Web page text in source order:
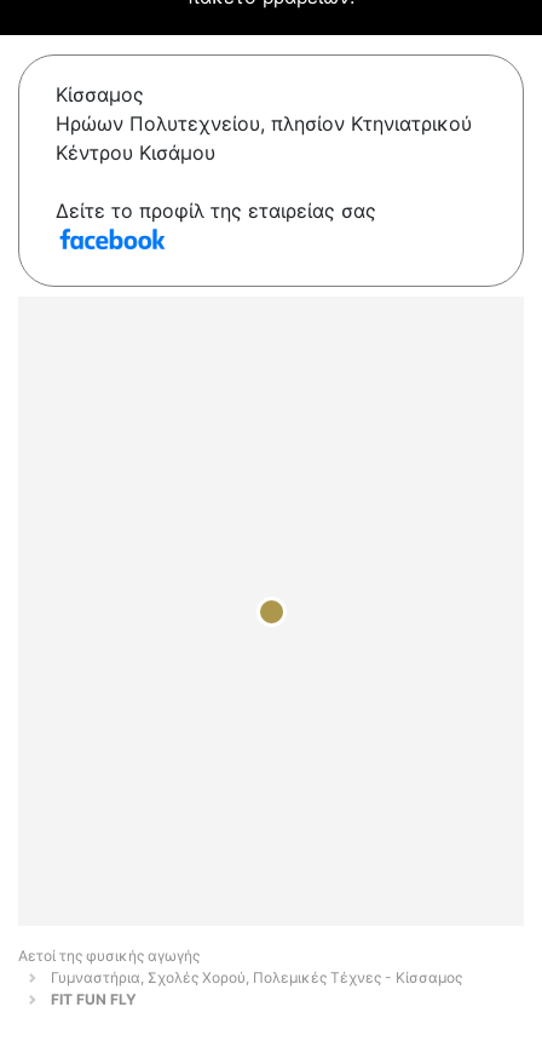
Κίσσαμος
Ηρώων Πολυτεχνείου, πλησίον Κτηνιατρικού
Κέντρου Κισάμου
Δείτε το προφίλ της εταιρείας σας
Αετοί της φυσικής αγωγής
Γυμναστήρια, Σχολές Χορού, Πολεμικές Τέχνες - Κίσσαμος
FIT FUN FLY